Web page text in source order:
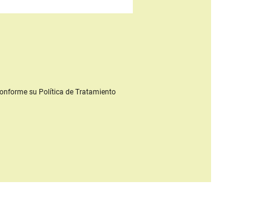
su Política de Tratamiento